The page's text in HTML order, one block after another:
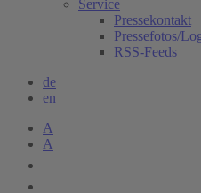
Service
Pressekontakt
Pressefotos/
RSS-Feeds
de
en
A
A